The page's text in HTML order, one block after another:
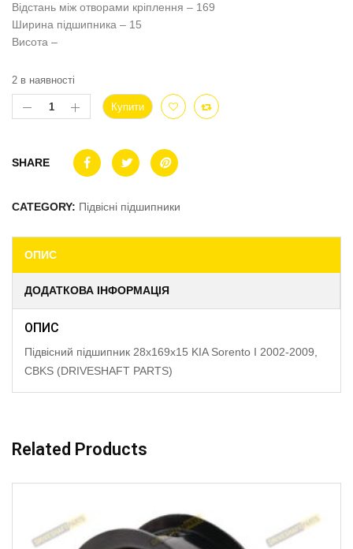
Відстань між отворами кріплення – 169
Ширина підшипника – 15
Висота –
2 в наявності
Купити
SHARE
CATEGORY: Підвісні підшипники
ОПИС
ДОДАТКОВА ІНФОРМАЦІЯ
ОПИС
Підвісний підшипник 28x169x15 KIA Sorento I 2002-2009,
CBKS (DRIVESHAFT PARTS)
Related Products